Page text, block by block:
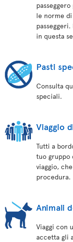
le norme
in questa
Pasti
Consulta
speciali.
Viaggio
Tutti a
tuo gruppo
viaggio,
procedura.
Animali
Viaggi con
accetta gli